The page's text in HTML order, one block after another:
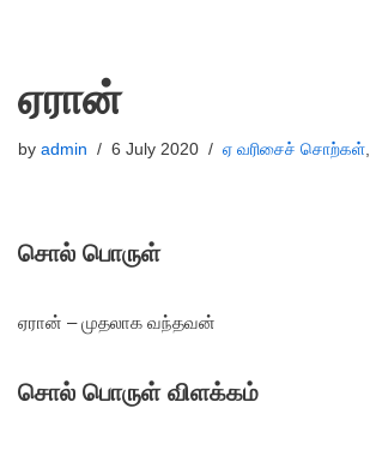
ஏரான்
by admin 6 July 2020 ஏ வரிசைச் சொற்கள்,
சொல் பொருள்
ஏரான் – முதலாக வந்தவன்
சொல் பொருள் விளக்கம்